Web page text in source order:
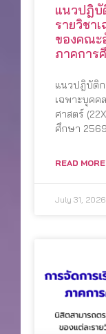
แนวปฎิบั
รายวิชา
ของคณะ
ภาคการ
แนวปฎิบัติก
เฉพาะบุคค
ศาสตร์
ศึกษา 2569
READ
July 31, 2026